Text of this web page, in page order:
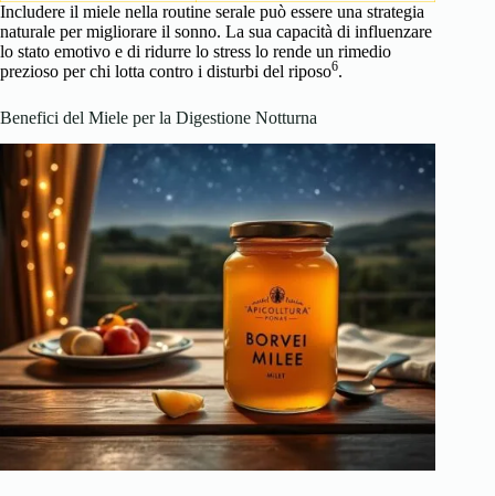
Includere il miele nella routine serale può essere una strategia
naturale per migliorare il sonno. La sua capacità di influenzare
lo stato emotivo e di ridurre lo stress lo rende un rimedio
prezioso per chi lotta contro i disturbi del riposo6.
Benefici del Miele per la Digestione Notturna